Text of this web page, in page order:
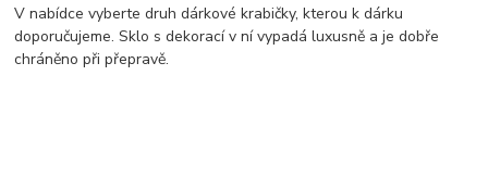
V nabídce vyberte druh dárkové krabičky, kterou k dárku
doporučujeme. Sklo s dekorací v ní vypadá luxusně a je dobře
chráněno při přepravě.